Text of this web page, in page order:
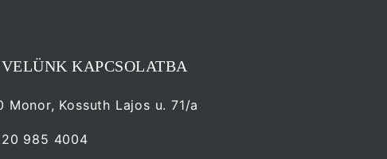
KAPCSOLATBA
Monor, Kossuth Lajos u. 71/a
985 4004